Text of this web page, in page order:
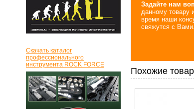
Задайте нам
данному товару
время наши
свяжутся с Вами.
Похожие
Скачать каталог
профессионального
инструмента ROCK FORCE